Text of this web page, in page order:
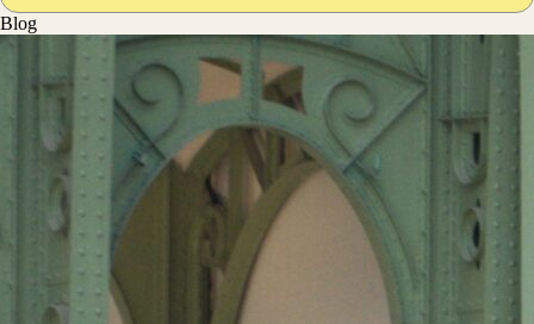
Blog